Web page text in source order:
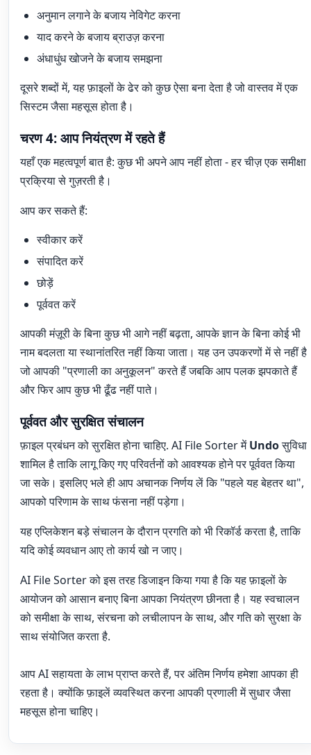
अनुमान लगाने के बजाय नेविगेट करना
याद करने के बजाय ब्राउज़ करना
अंधाधुंध खोजने के बजाय समझना
दूसरे शब्दों में, यह फ़ाइलों के ढेर को कुछ ऐसा बना देता है जो वास्तव में एक
सिस्टम जैसा महसूस होता है।
चरण 4: आप नियंत्रण में रहते हैं
यहाँ एक महत्वपूर्ण बात है: कुछ भी अपने आप नहीं होता - हर चीज़ एक समीक्षा
प्रक्रिया से गुज़रती है।
आप कर सकते हैं:
स्वीकार करें
संपादित करें
छोड़ें
पूर्ववत करें
आपकी मंज़ूरी के बिना कुछ भी आगे नहीं बढ़ता, आपके ज्ञान के बिना कोई भी
नाम बदलता या स्थानांतरित नहीं किया जाता। यह उन उपकरणों में से नहीं है
जो आपकी "प्रणाली का अनुकूलन" करते हैं जबकि आप पलक झपकाते हैं
और फिर आप कुछ भी ढूँढ नहीं पाते।
पूर्ववत और सुरक्षित संचालन
फ़ाइल प्रबंधन को सुरक्षित होना चाहिए. AI File Sorter मेंUndoसुविधा
शामिल है ताकि लागू किए गए परिवर्तनों को आवश्यक होने पर पूर्ववत किया
जा सके। इसलिए भले ही आप अचानक निर्णय लें कि "पहले यह बेहतर था",
आपको परिणाम के साथ फंसना नहीं पड़ेगा।
यह एप्लिकेशन बड़े संचालन के दौरान प्रगति को भी रिकॉर्ड करता है, ताकि
यदि कोई व्यवधान आए तो कार्य खो न जाए।
AI File Sorter को इस तरह डिजाइन किया गया है कि यह फ़ाइलों के
आयोजन को आसान बनाए बिना आपका नियंत्रण छीनता है। यह स्वचालन
को समीक्षा के साथ, संरचना को लचीलापन के साथ, और गति को सुरक्षा के
साथ संयोजित करता है.
आप AI सहायता के लाभ प्राप्त करते हैं, पर अंतिम निर्णय हमेशा आपका ही
रहता है। क्योंकि फ़ाइलें व्यवस्थित करना आपकी प्रणाली में सुधार जैसा
महसूस होना चाहिए।